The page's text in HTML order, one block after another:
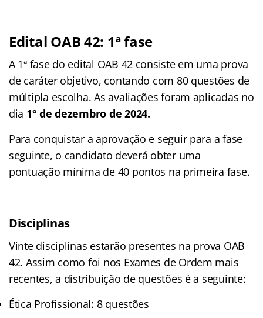
Edital OAB 42: 1ª fase
A 1ª fase do edital OAB 42 consiste em uma prova
de caráter objetivo, contando com 80 questões de
múltipla escolha. As avaliações foram aplicadas no
dia 1° de dezembro de 2024.
Para conquistar a aprovação e seguir para a fase
seguinte, o candidato deverá obter uma
pontuação mínima de 40 pontos na primeira fase.
Disciplinas
Vinte disciplinas estarão presentes na prova OAB
42. Assim como foi nos Exames de Ordem mais
recentes, a distribuição de questões é a seguinte:
Ética Profissional: 8 questões